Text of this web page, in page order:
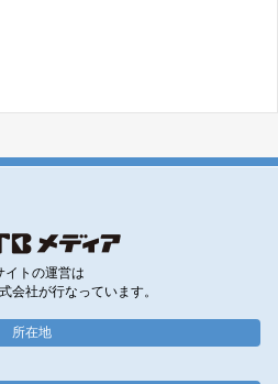
イトの運営は
会社が行なっています。
所在地